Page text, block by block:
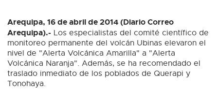
Arequipa, 16 de abril de 2014 (Diario Correo
Arequipa).- Los especialistas del comité científico de
monitoreo permanente del volcán Ubinas elevaron el
nivel de "Alerta Volcánica Amarilla" a "Alerta
Volcánica Naranja". Además, se ha recomendado el
traslado inmediato de los poblados de Querapi y
Tonohaya.